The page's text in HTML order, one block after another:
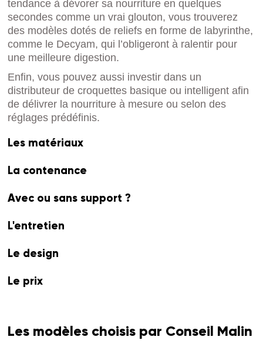
tendance à dévorer sa nourriture en quelques
secondes comme un vrai glouton, vous trouverez
des modèles dotés de reliefs en forme de labyrinthe,
comme le Decyam, qui l’obligeront à ralentir pour
une meilleure digestion.
Enfin, vous pouvez aussi investir dans un
distributeur de croquettes basique ou intelligent afin
de délivrer la nourriture à mesure ou selon des
réglages prédéfinis.
Les matériaux
La contenance
Avec ou sans support ?
L'entretien
Le design
Le prix
Les modèles choisis par Conseil Malin